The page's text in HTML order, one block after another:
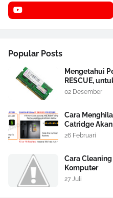
Popular Posts
Mengetahui
RESCUE,
02 Desember
Cara
Catridge
26 Februari
Cara
Komputer
27 Juli